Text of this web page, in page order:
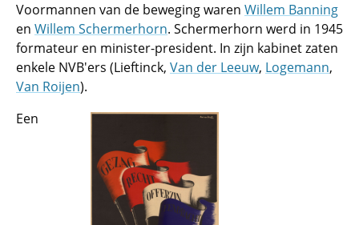
Voormannen van de beweging waren Willem Banning
en Willem Schermerhorn. Schermerhorn werd in 1945
formateur en minister-president. In zijn kabinet zaten
enkele NVB'ers (Lieftinck, Van der Leeuw, Logemann,
Van Roijen).
Een